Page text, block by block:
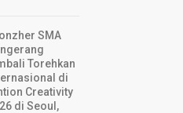
SMA
Torehkan
di
Creativity
di Seoul,